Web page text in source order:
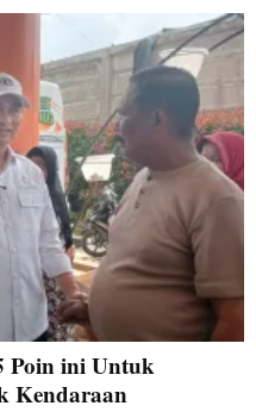
Poin ini Untuk
Kendaraan